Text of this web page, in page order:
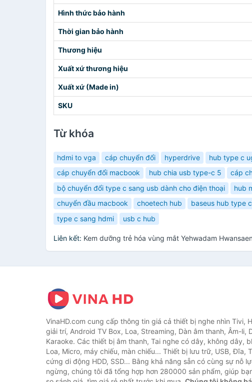
Hình thức bảo hành
Thời gian bảo hành
Thương hiệu
Xuất xứ thương hiệu
Xuất xứ (Made in)
SKU
Từ khóa
hdmi to vga cáp chuyển đổi hyperdrive hub type c
cáp chuyển đổi macbook
hub chia usb type-c 5 cáp
bộ chuyển đổi type c sang usb dành cho điện thoại
hub
chuyển đầu macbook
choetech hub baseus hub type c
type c sang hdmi
usb c hub
Liên kết: Kem dưỡng trẻ hóa vùng mắt Yehwadam
VinaHD.com cung cấp thông tin giá cả thiết bị nghe nhìn Tivi,
giải trí, Android TV Box, Loa, Streaming, Dàn âm thanh, Âm-li,
Karaoke. Các thiết bị âm thanh, Tai nghe có dây, không dây,
Loa, Micro, máy chiếu, màn chiếu... Thiết bị lưu trữ, USB, Đĩa,
cứng di động HDD, SSD... Bằng khả năng sẵn có cùng sự nỗ
ngừng, chúng tôi đã tổng hợp hơn 280000 sản phẩm, giúp